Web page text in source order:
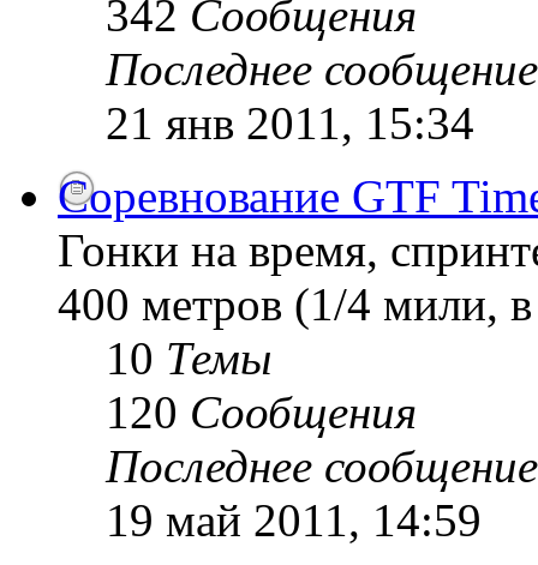
342 Сообщения
Последнее сообщение
21 янв 2011, 15:34
Соревнование GTF
Гонки на время,
400 метров (1/4 мили,
10 Темы
120 Сообщения
Последнее сообщение
19 май 2011, 14:59